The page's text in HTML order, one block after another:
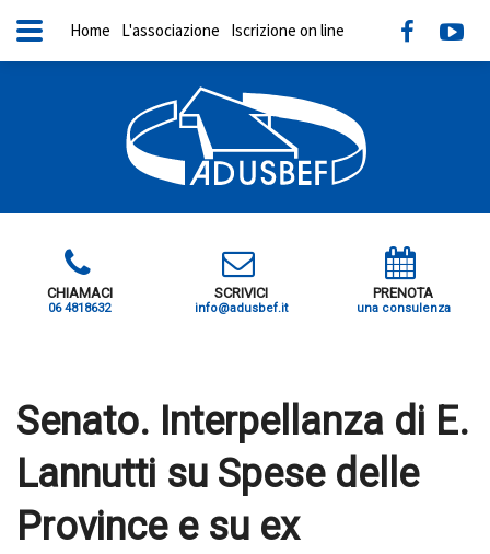
CHIAMACI
06 4818632
SCRIVICI
info@adusbef.it
PRENOTA
una consulenza
Home L'associazione Iscrizione on line
X
Senato. Interpellanza di E.
Lannutti su Spese delle
Province e su ex